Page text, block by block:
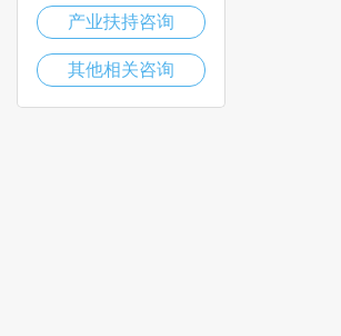
产业扶持咨询
其他相关咨询